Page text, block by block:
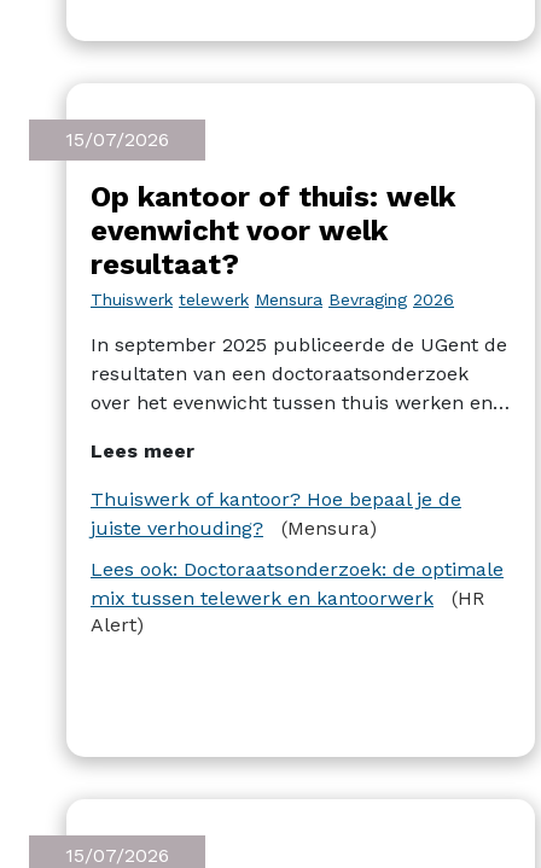
15/07/2026
Op kantoor of thuis: welk
evenwicht voor welk
resultaat?
Thuiswerk telewerk Mensura Bevraging 2026
In september 2025 publiceerde de UGent de
resultaten van een doctoraatsonderzoek
over het evenwicht tussen thuis werken en
publicatie aan met een enquête bij 23.000
werknemers. Resultaat: werknemers die
thuis werken, zijn meer tevreden over hun
lichaamsbeweging.
Lees meer
Thuiswerk of kantoor? Hoe bepaal je de
juiste verhouding?
(Mensura)
Lees ook: Doctoraatsonderzoek: de optimale
mix tussen telewerk en kantoorwerk
(HR
Alert)
15/07/2026